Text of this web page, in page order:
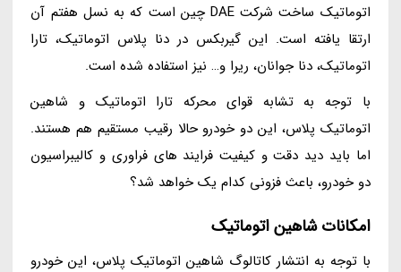
اتوماتیک ساخت شرکت DAE چین است که به نسل هفتم آن
ارتقا یافته است. این گیربکس در دنا پلاس اتوماتیک، تارا
اتوماتیک، دنا جوانان، ریرا و… نیز استفاده شده است.
با توجه به تشابه قوای محرکه تارا اتوماتیک و شاهین
اتوماتیک پلاس، این دو خودرو حالا رقیب مستقیم هم هستند.
اما باید دید دقت و کیفیت فرایند های فراوری و کالیبراسیون
دو خودرو، باعث فزونی کدام یک خواهد شد؟
امکانات شاهین اتوماتیک
با توجه به انتشار کاتالوگ شاهین اتوماتیک پلاس، این خودرو